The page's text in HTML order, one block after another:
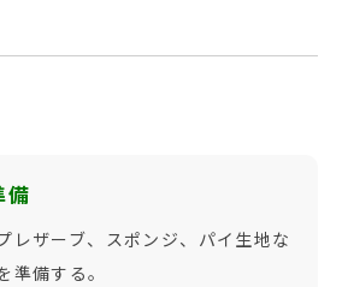
備
レザーブ、スポンジ、パイ生地な
準備する。